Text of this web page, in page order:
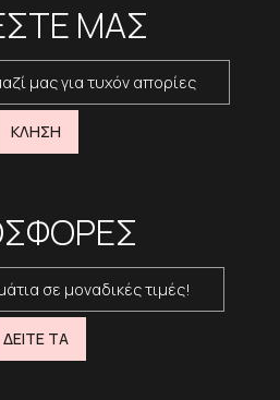
ΜΑΣ
μας για τυχόν απορίες
ΚΛΗΣΗ
σε μοναδικές τιμές!
ΔΕΙΤΕ ΤΑ